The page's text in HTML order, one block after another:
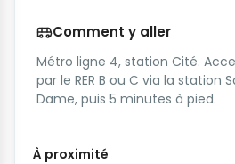
Comment y aller
Métro ligne 4, station Cité.
par le RER B ou C via la station
Dame, puis 5 minutes à pied.
À proximité